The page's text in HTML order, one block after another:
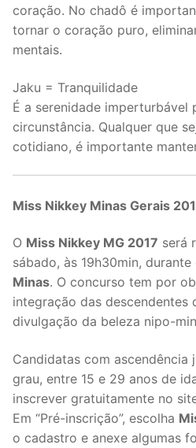
coração. No chadô é
tornar o coração puro,
mentais.
Jaku = Tranquilidade
É a serenidade imperturbável
circunstância. Qualquer que
cotidiano, é importante
Miss Nikkey Minas Gerais
O Miss Nikkey MG 2017 será
sábado, às 19h30min, durante
Minas. O concurso tem por
integração das descendentes
divulgação da beleza nipo-
Candidatas com ascendência
grau, entre 15 e 29 anos de
inscrever gratuitamente no
Em “Pré-inscrição”, escolha
o cadastro e anexe algumas